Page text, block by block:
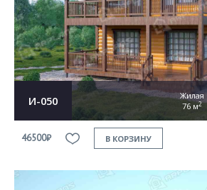
И-050
Жилая
76 м2
46500₽ В КОРЗИНУ